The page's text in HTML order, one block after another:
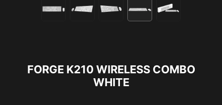
FORGE K210 WIRELESS COMBO
WHITE